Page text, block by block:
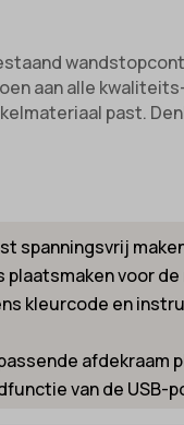
aan alle
past.
spanningsvrij
voor
kleurcode en
afdekraam
van de USB-